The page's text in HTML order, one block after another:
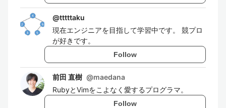
@tttttaku
現在エンジニアを目指して学習中です。 競プロ
が好きです。
Follow
前田 直樹 @maedana
RubyとVimをこよなく愛するプログラマ。
Follow